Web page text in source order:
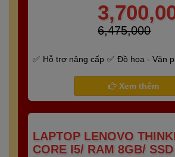
6,475,000
Hỗ trợ nâng cấp
Đồ họa - Văn
Bảo hành 6 tháng
Xem thêm
LAPTOP LENOVO
CORE I5/ RAM 8GB/